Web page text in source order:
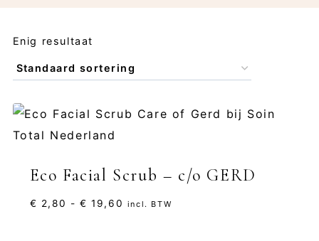
Enig resultaat
Eco Facial Scrub – c/o GERD
€ 2,80 - € 19,60 Prijsklasse:
incl. BTW